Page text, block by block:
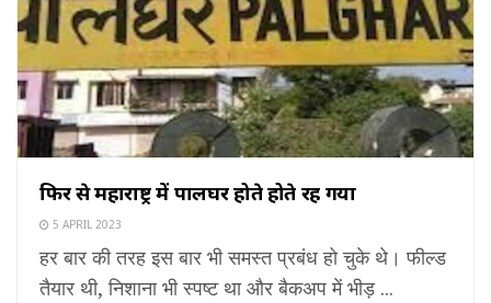
फिर से महाराष्ट्र में पालघर होते होते रह गया
5 APRIL 2023
हर बार की तरह इस बार भी समस्त प्रबंध हो चुके थे। फील्ड
तैयार थी, निशाना भी स्पष्ट था और बैकअप में भीड़ ...